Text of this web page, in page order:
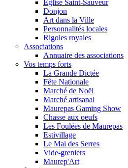
Eglise Saint-Sauveur
Donjon
Art dans la Ville
Personnalités locales
Rigoles royales
Associations
Annuaire des associations
Vos temps forts
La Grande Dictée
Fête Nationale
Marché de Noël
Marché artisanal
Maurepas Gaming Show
Chasse aux oeufs
Les Foulées de Maurepas
Estivillage
Le Mai des Serres
Vide-greniers
Maurep'Art